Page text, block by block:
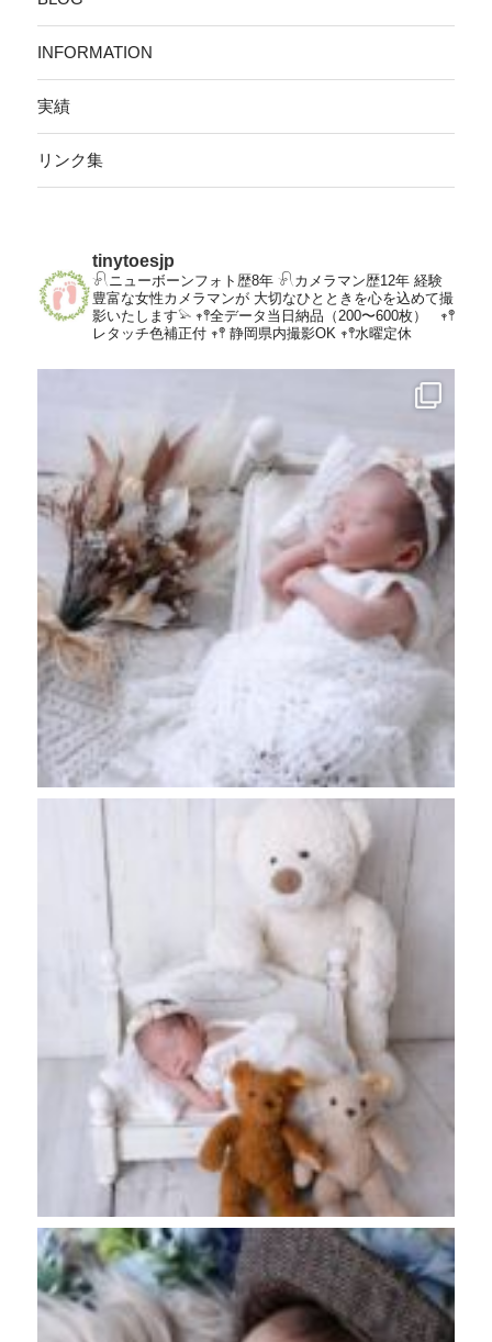
INFORMATION
実績
リンク集
tinytoesjp
𓍯ニューボーンフォト歴8年𓍯カメラマン歴12年経験
豊富な女性カメラマンが大切なひとときを心を込めて撮
影いたします𓅫𖥧𖤣全データ当日納品（200〜600枚）
𖥧𖤣
レタッチ色補正付𖥧𖤣 静岡県内撮影OK𖥧𖤣水曜定休